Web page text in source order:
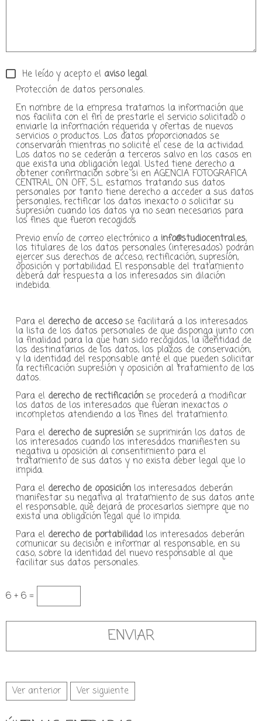
He leído y acepto el aviso legal.
Protección de datos personales.
En nombre de la empresa tratamos la información que
nos facilita con el fin de prestarle el servicio solicitado o
enviarle la información requerida y ofertas de nuevos
servicios o productos. Los datos proporcionados se
conservarán mientras no solicite el cese de la actividad.
Los datos no se cederán a terceros salvo en los casos en
que exista una obligación legal. Usted tiene derecho a
obtener confirmación sobre si en AGENCIA FOTOGRAFICA
CENTRAL ON OFF, S.L. estamos tratando sus datos
personales por tanto tiene derecho a acceder a sus datos
personales, rectificar los datos inexacto o solicitar su
supresión cuando los datos ya no sean necesarios para
los fines que fueron recogidos
Previo envío de correo electrónico a info@studiocentral.es,
los titulares de los datos personales (interesados) podrán
ejercer sus derechos de acceso, rectificación, supresión,
oposición y portabilidad. El responsable del tratamiento
deberá dar respuesta a los interesados sin dilación
indebida.
Para el derecho de accesose facilitará a los interesados
la lista de los datos personales de que disponga junto con
la finalidad para la que han sido recogidos, la identidad de
los destinatarios de los datos, los plazos de conservación,
y la identidad del responsable ante el que pueden solicitar
la rectificación supresión y oposición al tratamiento de los
datos.
Para el derecho de rectificaciónse procederá a modificar
los datos de los interesados que fueran inexactos o
incompletos atendiendo a los fines del tratamiento.
Para el derecho de supresiónse suprimirán los datos de
los interesados cuando los interesados manifiesten su
negativa u oposición al consentimiento para el
tratamiento de sus datos y no exista deber legal que lo
impida.
Para el derecho de oposiciónlos interesados deberán
manifestar su negativa al tratamiento de sus datos ante
el responsable, que dejará de procesarlos siempre que no
exista una obligación legal que lo impida.
Para el derecho de portabilidadlos interesados deberán
comunicar su decisión e informar al responsable, en su
caso, sobre la identidad del nuevo responsable al que
facilitar sus datos personales.
6 + 6 =
Ver anterior Ver siguiente